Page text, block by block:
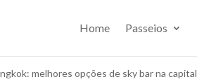
Home Passeios
melhores opções de sky bar na capital